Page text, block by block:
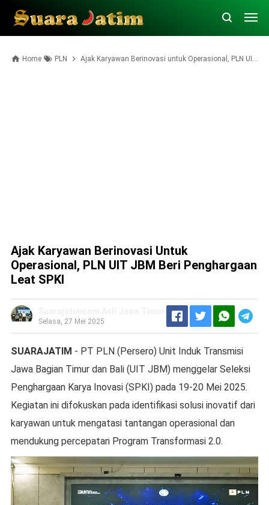
Home PLN Ajak Karyawan Berinovasi untuk Operasional, PLN UIT JBM Beri Penghargaan Leat SPKI
Ajak Karyawan Berinovasi Untuk
Operasional, PLN UIT JBM Beri Penghargaan
Leat SPKI
Selasa, 27 Mei 2025
SUARAJATIM - PT PLN (Persero) Unit Induk Transmisi
Jawa Bagian Timur dan Bali (UIT JBM) menggelar Seleksi
Penghargaan Karya Inovasi (SPKI) pada 19-20 Mei 2025.
Kegiatan ini difokuskan pada identifikasi solusi inovatif dari
karyawan untuk mengatasi tantangan operasional dan
mendukung percepatan Program Transformasi 2.0.